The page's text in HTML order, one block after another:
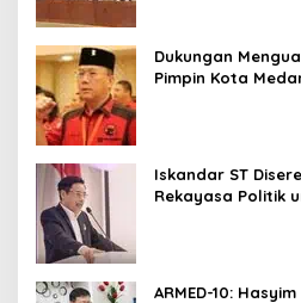
Dukungan
Pimpin Kota
Iskandar ST
Rekayasa Politik
ARMED-10: